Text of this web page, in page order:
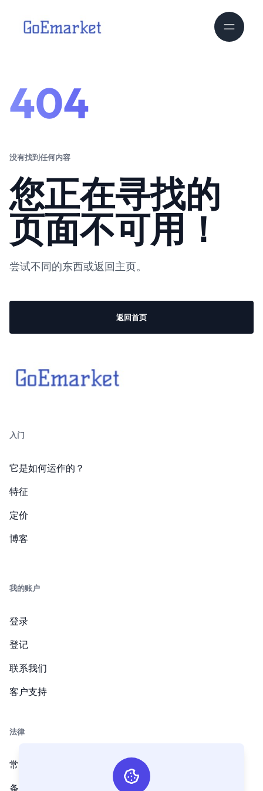
404
没有找到任何内容
您正在寻找的
页面不可用！
尝试不同的东西或返回主页。
返回首页
入门
它是如何运作的？
特征
定价
博客
我的账户
登录
登记
联系我们
客户支持
法律
常见问题解答
条款和条件